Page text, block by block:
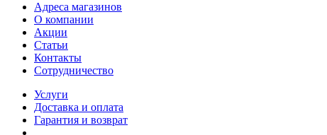
Адреса магазинов
О компании
Акции
Статьи
Контакты
Сотрудничество
Услуги
Доставка и оплата
Гарантия и возврат